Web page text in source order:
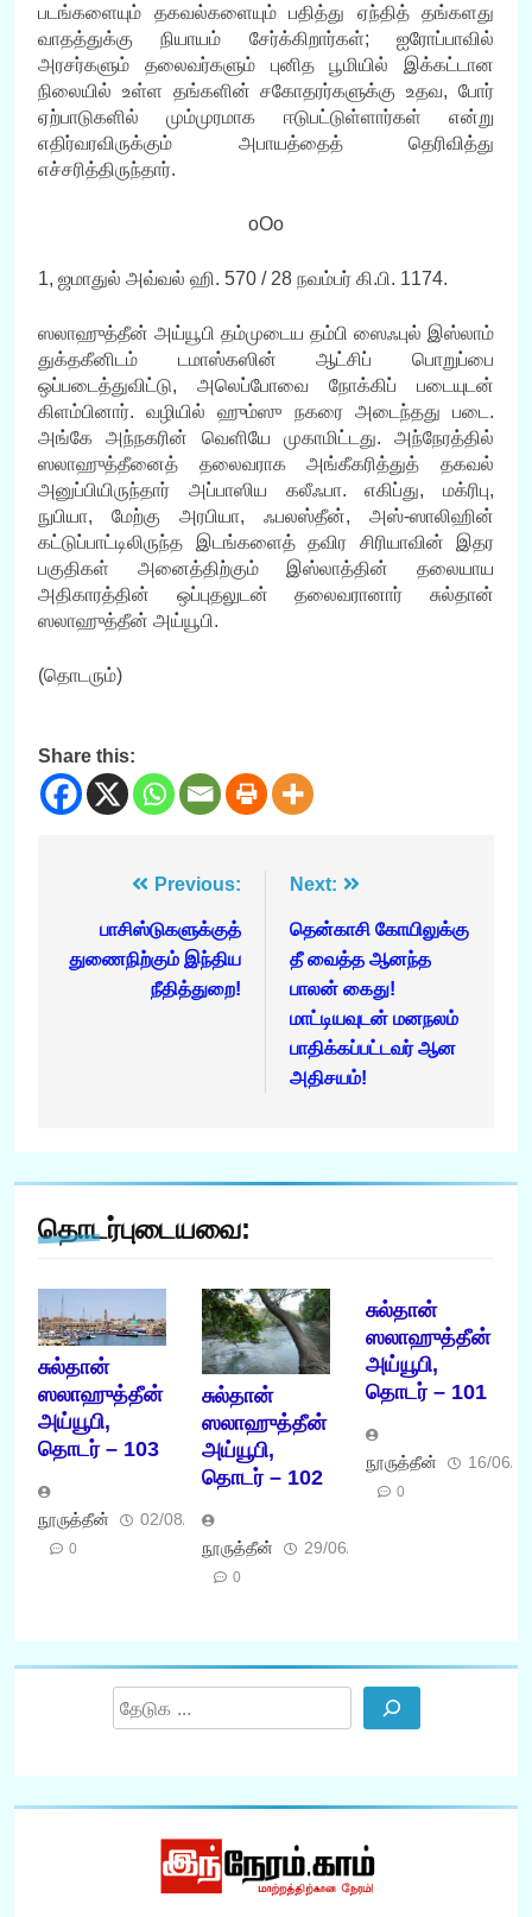
படங்களையும் தகவல்களையும் பதித்து ஏந்தித் தங்களது
வாதத்துக்கு நியாயம் சேர்க்கிறார்கள்; ஐரோப்பாவில்
அரசர்களும் தலைவர்களும் புனித பூமியில் இக்கட்டான
நிலையில் உள்ள தங்களின் சகோதரர்களுக்கு உதவ, போர்
ஏற்பாடுகளில் மும்முரமாக ஈடுபட்டுள்ளார்கள் என்று
எதிர்வரவிருக்கும் அபாயத்தைத் தெரிவித்து
எச்சரித்திருந்தார்.
oOo
1, ஜமாதுல் அவ்வல் ஹி. 570 / 28 நவம்பர் கி.பி. 1174.
ஸலாஹுத்தீன் அய்யூபி தம்முடைய தம்பி ஸைஃபுல் இஸ்லாம்
துக்தகீனிடம் டமாஸ்கஸின் ஆட்சிப் பொறுப்பை
ஒப்படைத்துவிட்டு, அலெப்போவை நோக்கிப் படையுடன்
கிளம்பினார். வழியில் ஹும்ஸு நகரை அடைந்தது படை.
அங்கே அந்நகரின் வெளியே முகாமிட்டது. அந்நேரத்தில்
ஸலாஹுத்தீனைத் தலைவராக அங்கீகரித்துத் தகவல்
அனுப்பியிருந்தார் அப்பாஸிய கலீஃபா. எகிப்து, மக்ரிபு,
நுபியா, மேற்கு அரபியா, ஃபலஸ்தீன், அஸ்-ஸாலிஹின்
கட்டுப்பாட்டிலிருந்த இடங்களைத் தவிர சிரியாவின் இதர
பகுதிகள் அனைத்திற்கும் இஸ்லாத்தின் தலையாய
அதிகாரத்தின் ஒப்புதலுடன் தலைவரானார் சுல்தான்
ஸலாஹுத்தீன் அய்யூபி.
(தொடரும்)
Share this:
navigation
Previous:
பாசிஸ்டுகளுக்குத்
துணைநிற்கும் இந்திய
நீதித்துறை!
Next:
தென்காசி கோயிலுக்கு
தீ வைத்த ஆனந்த
பாலன் கைது!
மாட்டியவுடன் மனநலம்
பாதிக்கப்பட்டவர் ஆன
அதிசயம்!
தொடர்புடையவை:
சுல்தான்
ஸலாஹுத்தீன்
அய்யூபி,
தொடர் – 103
நூருத்தீன் 02/08/2026
0
சுல்தான்
ஸலாஹுத்தீன்
அய்யூபி,
தொடர் – 102
நூருத்தீன் 29/06/2026
0
சுல்தான்
ஸலாஹுத்தீன்
அய்யூபி,
தொடர் – 101
நூருத்தீன் 16/06/
0